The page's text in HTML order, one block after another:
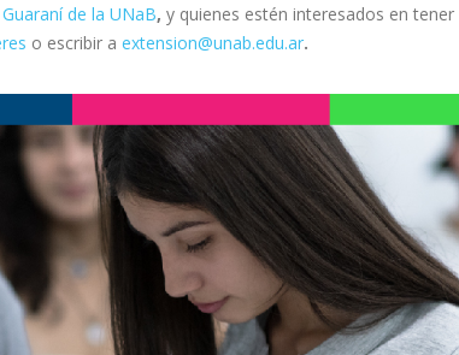
de la UNaB, y quienes estén interesados en tener
o escribir a extension@unab.edu.ar.